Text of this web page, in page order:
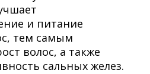
и питание
тем самым
волос, а также
сальных желез.